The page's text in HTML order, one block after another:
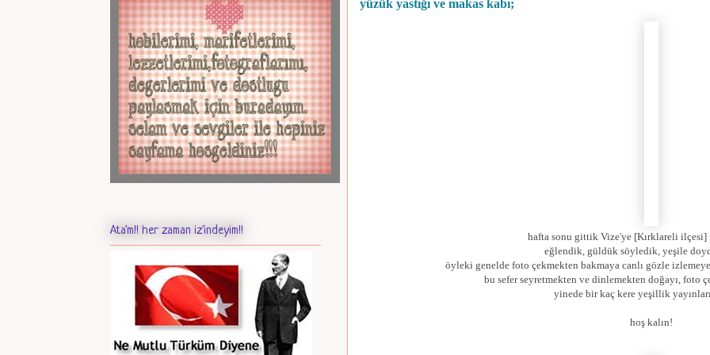
yüzük yastığı ve makas kabı;
hafta sonu gittik Vize'ye [Kırklareli ilçesi]
eğlendik, güldük söyledik, yeşile
öyleki genelde foto çekmekten bakmaya canlı gözle
bu sefer seyretmekten ve dinlemekten doğayı, foto
yinede bir kaç kere yeşillik
hoş kalın!
Ata'm!! her zaman iz'indeyim!!